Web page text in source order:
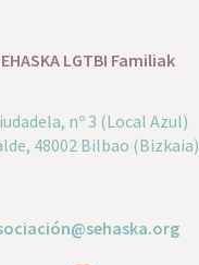
LGTBI Familiak
nº 3 (Local Azul)
48002 Bilbao (Bizkaia)